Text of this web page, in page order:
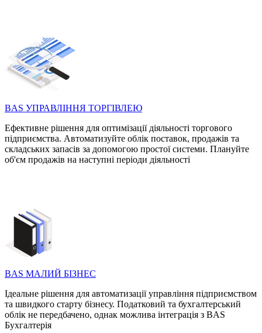
BAS УПРАВЛІННЯ ТОРГІВЛЕЮ
Ефективне рішення для оптимізації діяльності торгового
підприємства. Автоматизуйте облік поставок, продажів та
складських запасів за допомогою простої системи. Плануйте
об'єм продажів на наступні періоди діяльності
BAS МАЛИЙ БІЗНЕС
Ідеальне рішення для автоматизації управління підприємством
та швидкого старту бізнесу. Податковий та бухгалтерський
облік не передбачено, однак можлива інтеграція з BAS
Бухгалтерія